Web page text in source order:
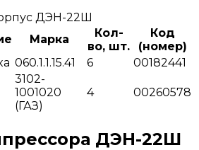
ДЭН-22Ш
Марка
Кол-
во, шт.
Код
(номер)
060.1.1.15.41 6 00182441
3102-
1001020
(ГАЗ)
4 00260578
ДЭН-22Ш